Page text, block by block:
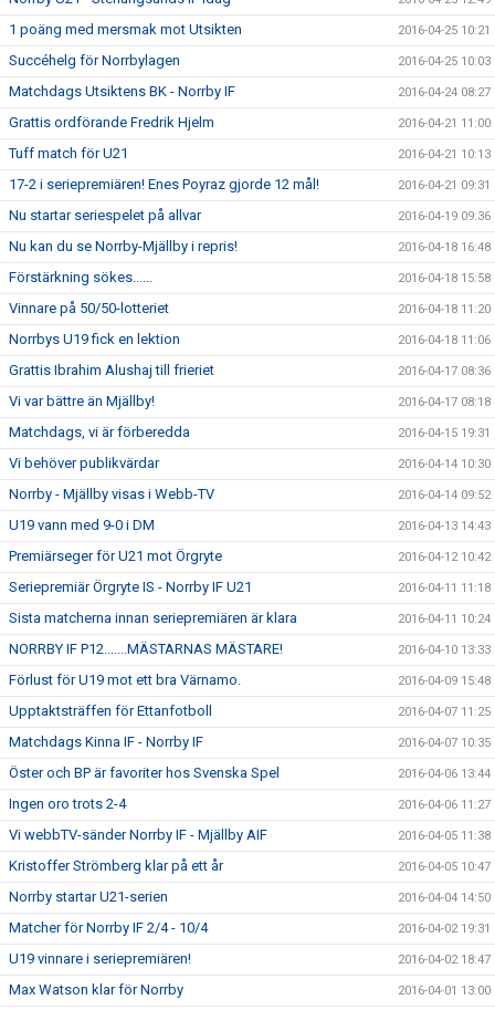
1 poäng med mersmak mot Utsikten 2016-04-25 10:21
Succéhelg för Norrbylagen 2016-04-25 10:03
Matchdags Utsiktens BK - Norrby IF 2016-04-24 08:27
Grattis ordförande Fredrik Hjelm 2016-04-21 11:00
Tuff match för U21 2016-04-21 10:13
17-2 i seriepremiären! Enes Poyraz gjorde 12 mål! 2016-04-21 09:31
Nu startar seriespelet på allvar 2016-04-19 09:36
Nu kan du se Norrby-Mjällby i repris! 2016-04-18 16:48
Förstärkning sökes...... 2016-04-18 15:58
Vinnare på 50/50-lotteriet 2016-04-18 11:20
Norrbys U19 fick en lektion 2016-04-18 11:06
Grattis Ibrahim Alushaj till frieriet 2016-04-17 08:36
Vi var bättre än Mjällby! 2016-04-17 08:18
Matchdags, vi är förberedda 2016-04-15 19:31
Vi behöver publikvärdar 2016-04-14 10:30
Norrby - Mjällby visas i Webb-TV 2016-04-14 09:52
U19 vann med 9-0 i DM 2016-04-13 14:43
Premiärseger för U21 mot Örgryte 2016-04-12 10:42
Seriepremiär Örgryte IS - Norrby IF U21 2016-04-11 11:18
Sista matcherna innan seriepremiären är klara 2016-04-11 10:24
NORRBY IF P12.......MÄSTARNAS MÄSTARE! 2016-04-10 13:33
Förlust för U19 mot ett bra Värnamo. 2016-04-09 15:48
Upptaktsträffen för Ettanfotboll 2016-04-07 11:25
Matchdags Kinna IF - Norrby IF 2016-04-07 10:35
Öster och BP är favoriter hos Svenska Spel 2016-04-06 13:44
Ingen oro trots 2-4 2016-04-06 11:27
Vi webbTV-sänder Norrby IF - Mjällby AIF 2016-04-05 11:38
Kristoffer Strömberg klar på ett år 2016-04-05 10:47
Norrby startar U21-serien 2016-04-04 14:50
Matcher för Norrby IF 2/4 - 10/4 2016-04-02 19:31
U19 vinnare i seriepremiären! 2016-04-02 18:47
Max Watson klar för Norrby 2016-04-01 13:00